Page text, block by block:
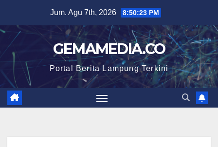
content
Jum. Agu 7th, 2026 8:50:24 PM
GEMAMEDIA.CO
Portal Berita Lampung Terkini